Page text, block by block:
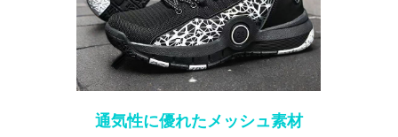
通気性に優れたメッシュ素材